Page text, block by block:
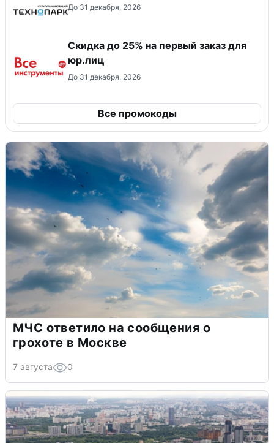
До 31 декабря, 2026
Скидка до 25% на первый заказ для
юр.лиц
До 31 декабря, 2026
Все промокоды
МЧС ответило на сообщения о
грохоте в Москве
7 августа 0